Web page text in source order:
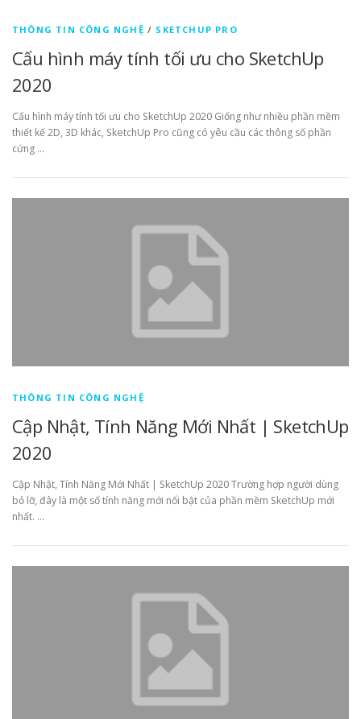
THÔNG TIN CÔNG NGHỆ / SKETCHUP PRO
Cấu hình máy tính tối ưu cho SketchUp
2020
Cấu hình máy tính tối ưu cho SketchUp 2020 Giống như nhiều phần mềm
thiết kế 2D, 3D khác, SketchUp Pro cũng có yêu cầu các thông số phần
cứng …
THÔNG TIN CÔNG NGHỆ
Cập Nhật, Tính Năng Mới Nhất | SketchUp
2020
Cập Nhật, Tính Năng Mới Nhất | SketchUp 2020 Trường hợp người dùng
bỏ lỡ, đây là một số tính năng mới nổi bật của phần mềm SketchUp mới
nhất. …